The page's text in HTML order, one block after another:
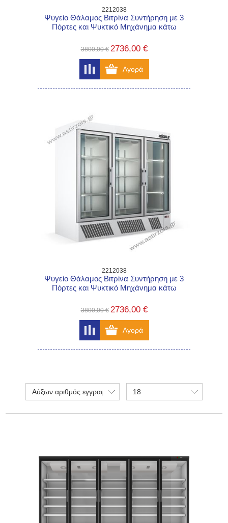
2212038
Ψυγείο Θάλαμος Βιτρίνα Συντήρηση με 3
Πόρτες και Ψυκτικό Μηχάνημα κάτω
3800,00 € 2736,00 €
2212038
Ψυγείο Θάλαμος Βιτρίνα Συντήρηση με 3
Πόρτες και Ψυκτικό Μηχάνημα κάτω
3800,00 € 2736,00 €
Αύξων αριθμός εγγραφής 18